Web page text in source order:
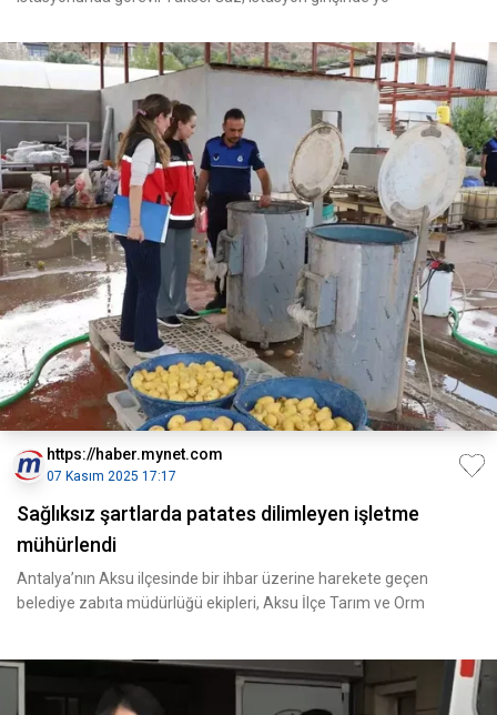
https://haber.mynet.com
07 Kasım 2025 17:17
Sağlıksız şartlarda patates dilimleyen işletme
mühürlendi
Antalya’nın Aksu ilçesinde bir ihbar üzerine harekete geçen
belediye zabıta müdürlüğü ekipleri, Aksu İlçe Tarım ve Orm